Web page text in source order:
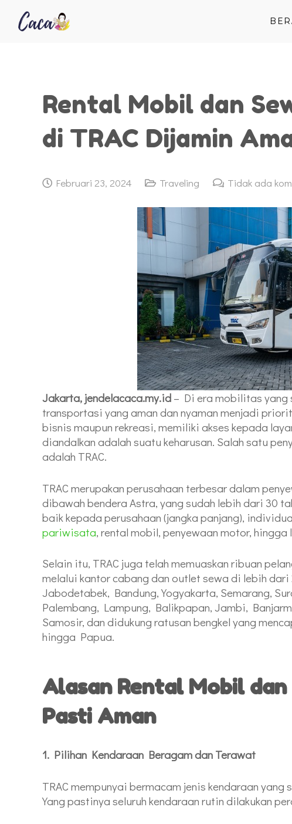
Rental Mobil dan
di TRAC Dijamin
Februari 23, 2024 Traveling Tidak ada
Jakarta, jendelacaca.my.id – Di era mobilitas yang
transportasi yang aman dan nyaman menjadi
bisnis maupun rekreasi, memiliki akses kepada
diandalkan adalah suatu keharusan. Salah satu
adalah TRAC.
TRAC merupakan perusahaan terbesar dalam
dibawah bendera Astra, yang sudah lebih dari 30
baik kepada perusahaan (jangka panjang),
pariwisata, rental mobil, penyewaan motor,
Selain itu, TRAC juga telah memuaskan ribuan
melalui kantor cabang dan outlet sewa di lebih
Jabodetabek, Bandung, Yogyakarta, Semarang,
Palembang, Lampung, Balikpapan, Jambi,
Samosir, dan didukung ratusan bengkel yang
hingga Papua.
Alasan Rental Mobil dan
Pasti Aman
1. Pilihan Kendaraan Beragam dan Terawat
TRAC mempunyai bermacam jenis kendaraan
Yang pastinya seluruh kendaraan rutin dilakukan